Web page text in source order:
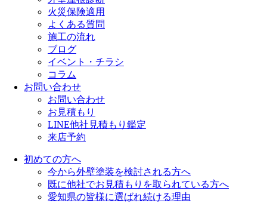
火災保険適用
よくある質問
施工の流れ
ブログ
イベント・チラシ
コラム
お問い合わせ
お問い合わせ
お見積もり
LINE他社見積もり鑑定
来店予約
初めての方へ
今から外壁塗装を検討される方へ
既に他社でお見積もりを取られている方へ
愛知県の皆様に選ばれ続ける理由